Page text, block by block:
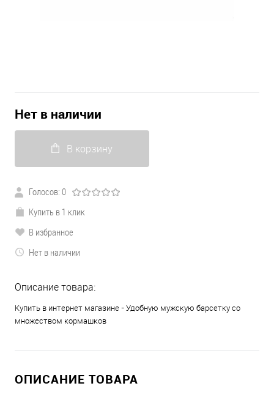
Нет в наличии
В корзину
Голосов: 0
Купить в 1 клик
В избранное
Нет в наличии
Описание товара:
Купить в интернет магазине - Удобную мужскую барсетку со
множеством кормашков
ОПИСАНИЕ ТОВАРА